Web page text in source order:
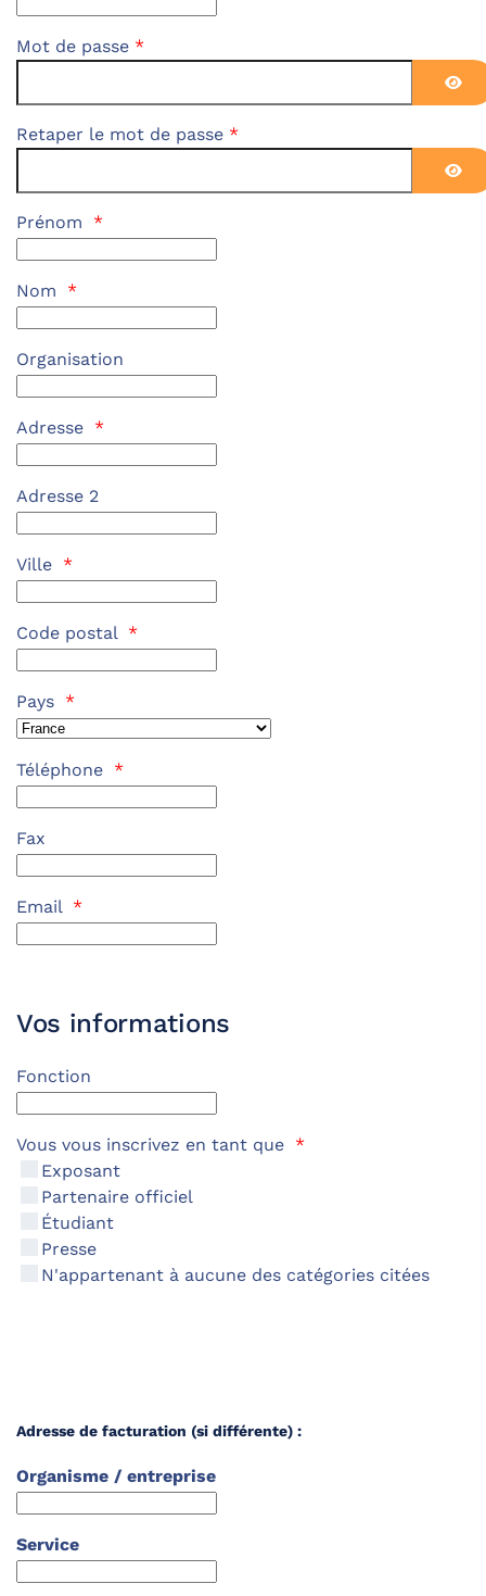
Mot de passe *
Retaper le mot de passe *
Prénom *
Nom *
Organisation
Adresse *
Adresse 2
Ville *
Code postal *
Pays *
Téléphone *
Fax
Email *
Vos informations
Fonction
Vous vous inscrivez en tant que *
Exposant
Partenaire officiel
Étudiant
Presse
N'appartenant à aucune des catégories citées
Adresse de facturation (si différente) :
Organisme / entreprise
Service